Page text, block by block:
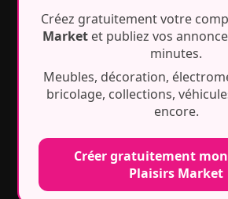
Créez gratuitement votre
Marketet publiez vos
minutes.
Meubles, décoration,
bricolage, collections,
encore.
Créer gratuitement
Plaisirs Market